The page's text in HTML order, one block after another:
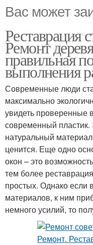
Вас может
Реставрация
Ремонт
правильная
выполнения
Современные люди
максимально
увидеть проверенные
современный пластик.
натуральный
ценится. Еще одно
окон – это
тем более
простых. Однако если
материалов, к ним
немного усилий, то